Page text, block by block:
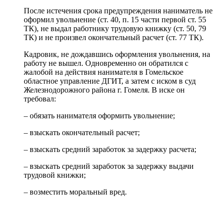
После истечения срока предупреждения наниматель не
оформил увольнение (ст. 40, п. 15 части первой ст. 55
ТК), не выдал работнику трудовую книжку (ст. 50, 79
ТК) и не произвел окончательный расчет (ст. 77 ТК).
Кадровик, не дождавшись оформления увольнения, на
работу не вышел. Одновременно он обратился с
жалобой на действия нанимателя в Гомельское
областное управление ДГИТ, а затем с иском в суд
Железнодорожного района г. Гомеля. В иске он
требовал:
– обязать нанимателя оформить увольнение;
– взыскать окончательный расчет;
– взыскать средний заработок за задержку расчета;
– взыскать средний заработок за задержку выдачи
трудовой книжки;
– возместить моральный вред.